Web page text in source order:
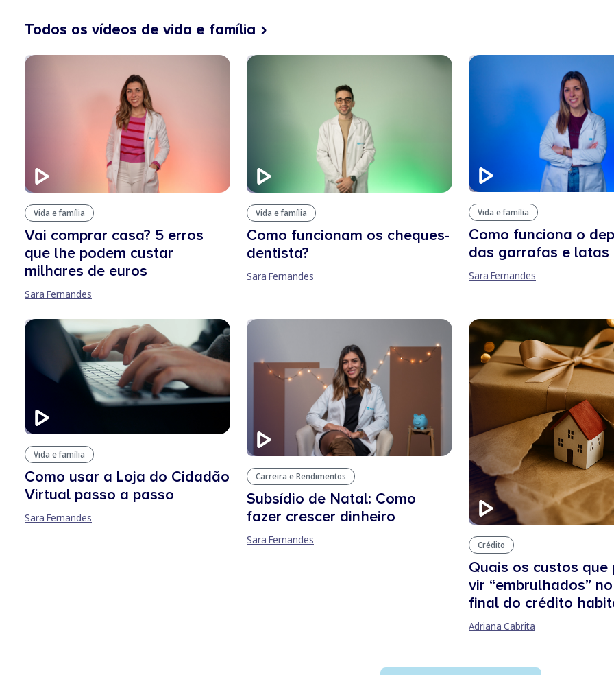
Todos os vídeos de vida e família
Vida e família
Vai comprar casa? 5 erros
que lhe podem custar
milhares de euros
Sara Fernandes
Vida e família
Como funcionam os cheques-
dentista?
Sara Fernandes
Vida e família
Como funciona o
das garrafas e latas
Sara Fernandes
Vida e família
Como usar a Loja do Cidadão
Virtual passo a passo
Sara Fernandes
Carreira e Rendimentos
Subsídio de Natal: Como
fazer crescer dinheiro
Sara Fernandes Crédito
Quais os custos que
vir “embrulhados”
final do crédito
Adriana Cabrita